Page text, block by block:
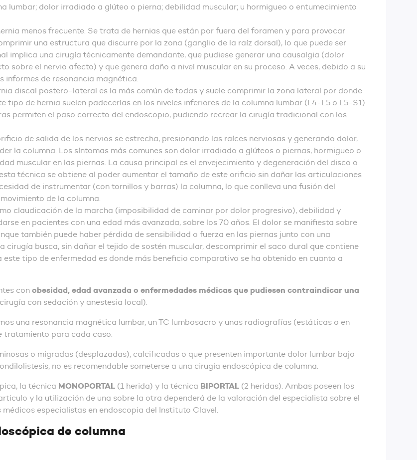
lumbar; dolor irradiado a glúteo o pierna; debilidad muscular; u hormigueo o entumecimiento
menos frecuente. Se trata de hernias que están por fuera del foramen y para provocar
una estructura que discurre por la zona (ganglio de la raíz dorsal), lo que puede ser
implica una cirugía técnicamente demandante, que pudiese generar una causalgia (dolor
el nervio afecto) y que genera daño a nivel muscular en su proceso. A veces, debido a su
informes de resonancia magnética.
discal postero-lateral es la más común de todas y suele comprimir la zona lateral por donde
tipo de hernia suelen padecerlas en los niveles inferiores de la columna lumbar (L4-L5 o L5-S1)
permiten el paso correcto del endoscopio, pudiendo recrear la cirugía tradicional con los
de salida de los nervios se estrecha, presionando las raíces nerviosas y generando dolor,
la columna. Los síntomas más comunes son dolor irradiado a glúteos o piernas, hormigueo o
muscular en las piernas. La causa principal es el envejecimiento y degeneración del disco o
técnica se obtiene al poder aumentar el tamaño de este orificio sin dañar las articulaciones
de instrumentar (con tornillos y barras) la columna, lo que conlleva una fusión del
de la columna.
claudicación de la marcha (imposibilidad de caminar por dolor progresivo), debilidad y
en pacientes con una edad más avanzada, sobre los 70 años. El dolor se manifiesta sobre
también puede haber pérdida de sensibilidad o fuerza en las piernas junto con una
busca, sin dañar el tejido de sostén muscular, descomprimir el saco dural que contiene
este tipo de enfermedad es donde más beneficio comparativo se ha obtenido en cuanto a
con obesidad, edad avanzada o enfermedades médicas que pudiesen contraindicar una
con sedación y anestesia local).
una resonancia magnética lumbar, un TC lumbosacro y unas radiografías (estáticas o en
tratamiento para cada caso.
o migradas (desplazadas), calcificadas o que presenten importante dolor lumbar bajo
no es recomendable someterse a una cirugía endoscópica de columna.
la técnica MONOPORTAL (1 herida) y la técnica BIPORTAL (2 heridas). Ambas poseen los
y la utilización de una sobre la otra dependerá de la valoración del especialista sobre el
especialistas en endoscopia del Instituto Clavel.
de columna